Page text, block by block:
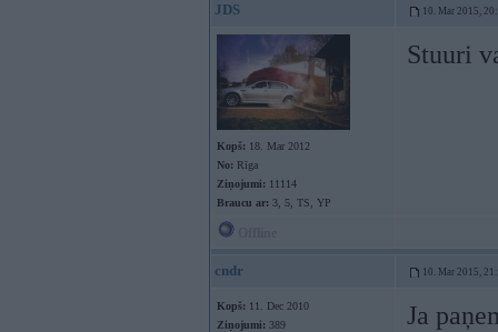
JDS 10. Mar 2015,
Kopš: 18. Mar 2012
No: Rīga
Ziņojumi: 11114
Braucu ar: 3, 5, TS, YP
Stuuri
cndr 10. Mar 2015,
Kopš: 11. Dec 2010
Ziņojumi: 389
Ja